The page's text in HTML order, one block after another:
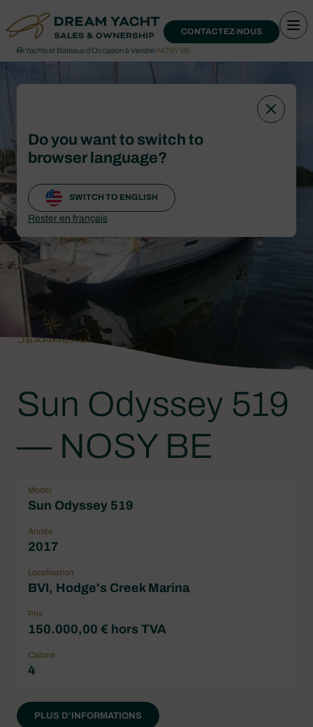
CONTACTEZ-NOUS
›Yachts et Bateaux d’Occasion à Vendre›NOSY BE
Sun Odyssey 519
— NOSY BE
Model
Sun Odyssey 519
Année
2017
Localisation
BVI, Hodge's Creek Marina
Prix
150.000,00 € hors TVA
Cabins
4
PLUS D’INFORMATIONS
Do you want to switch to
browser language?
SWITCH TO ENGLISH
Rester en français